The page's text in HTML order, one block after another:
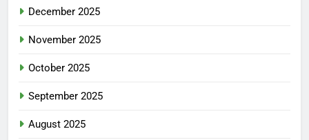
December 2025
November 2025
October 2025
September 2025
August 2025